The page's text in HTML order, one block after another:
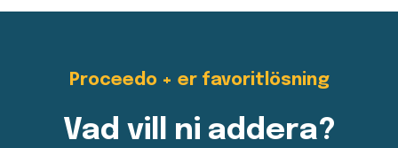
Proceedo + er favoritlösning
Vad vill ni addera?